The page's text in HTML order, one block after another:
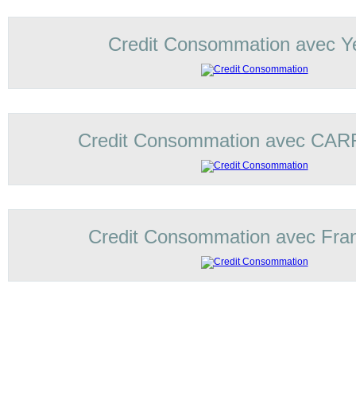
Credit Consommation avec
Credit Consommation avec
Credit Consommation avec